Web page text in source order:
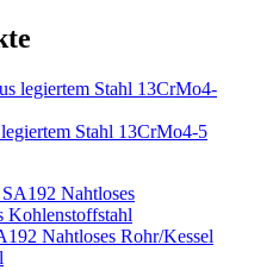
Stahl 13CrMo4-5
Nahtloses Rohr/Kessel